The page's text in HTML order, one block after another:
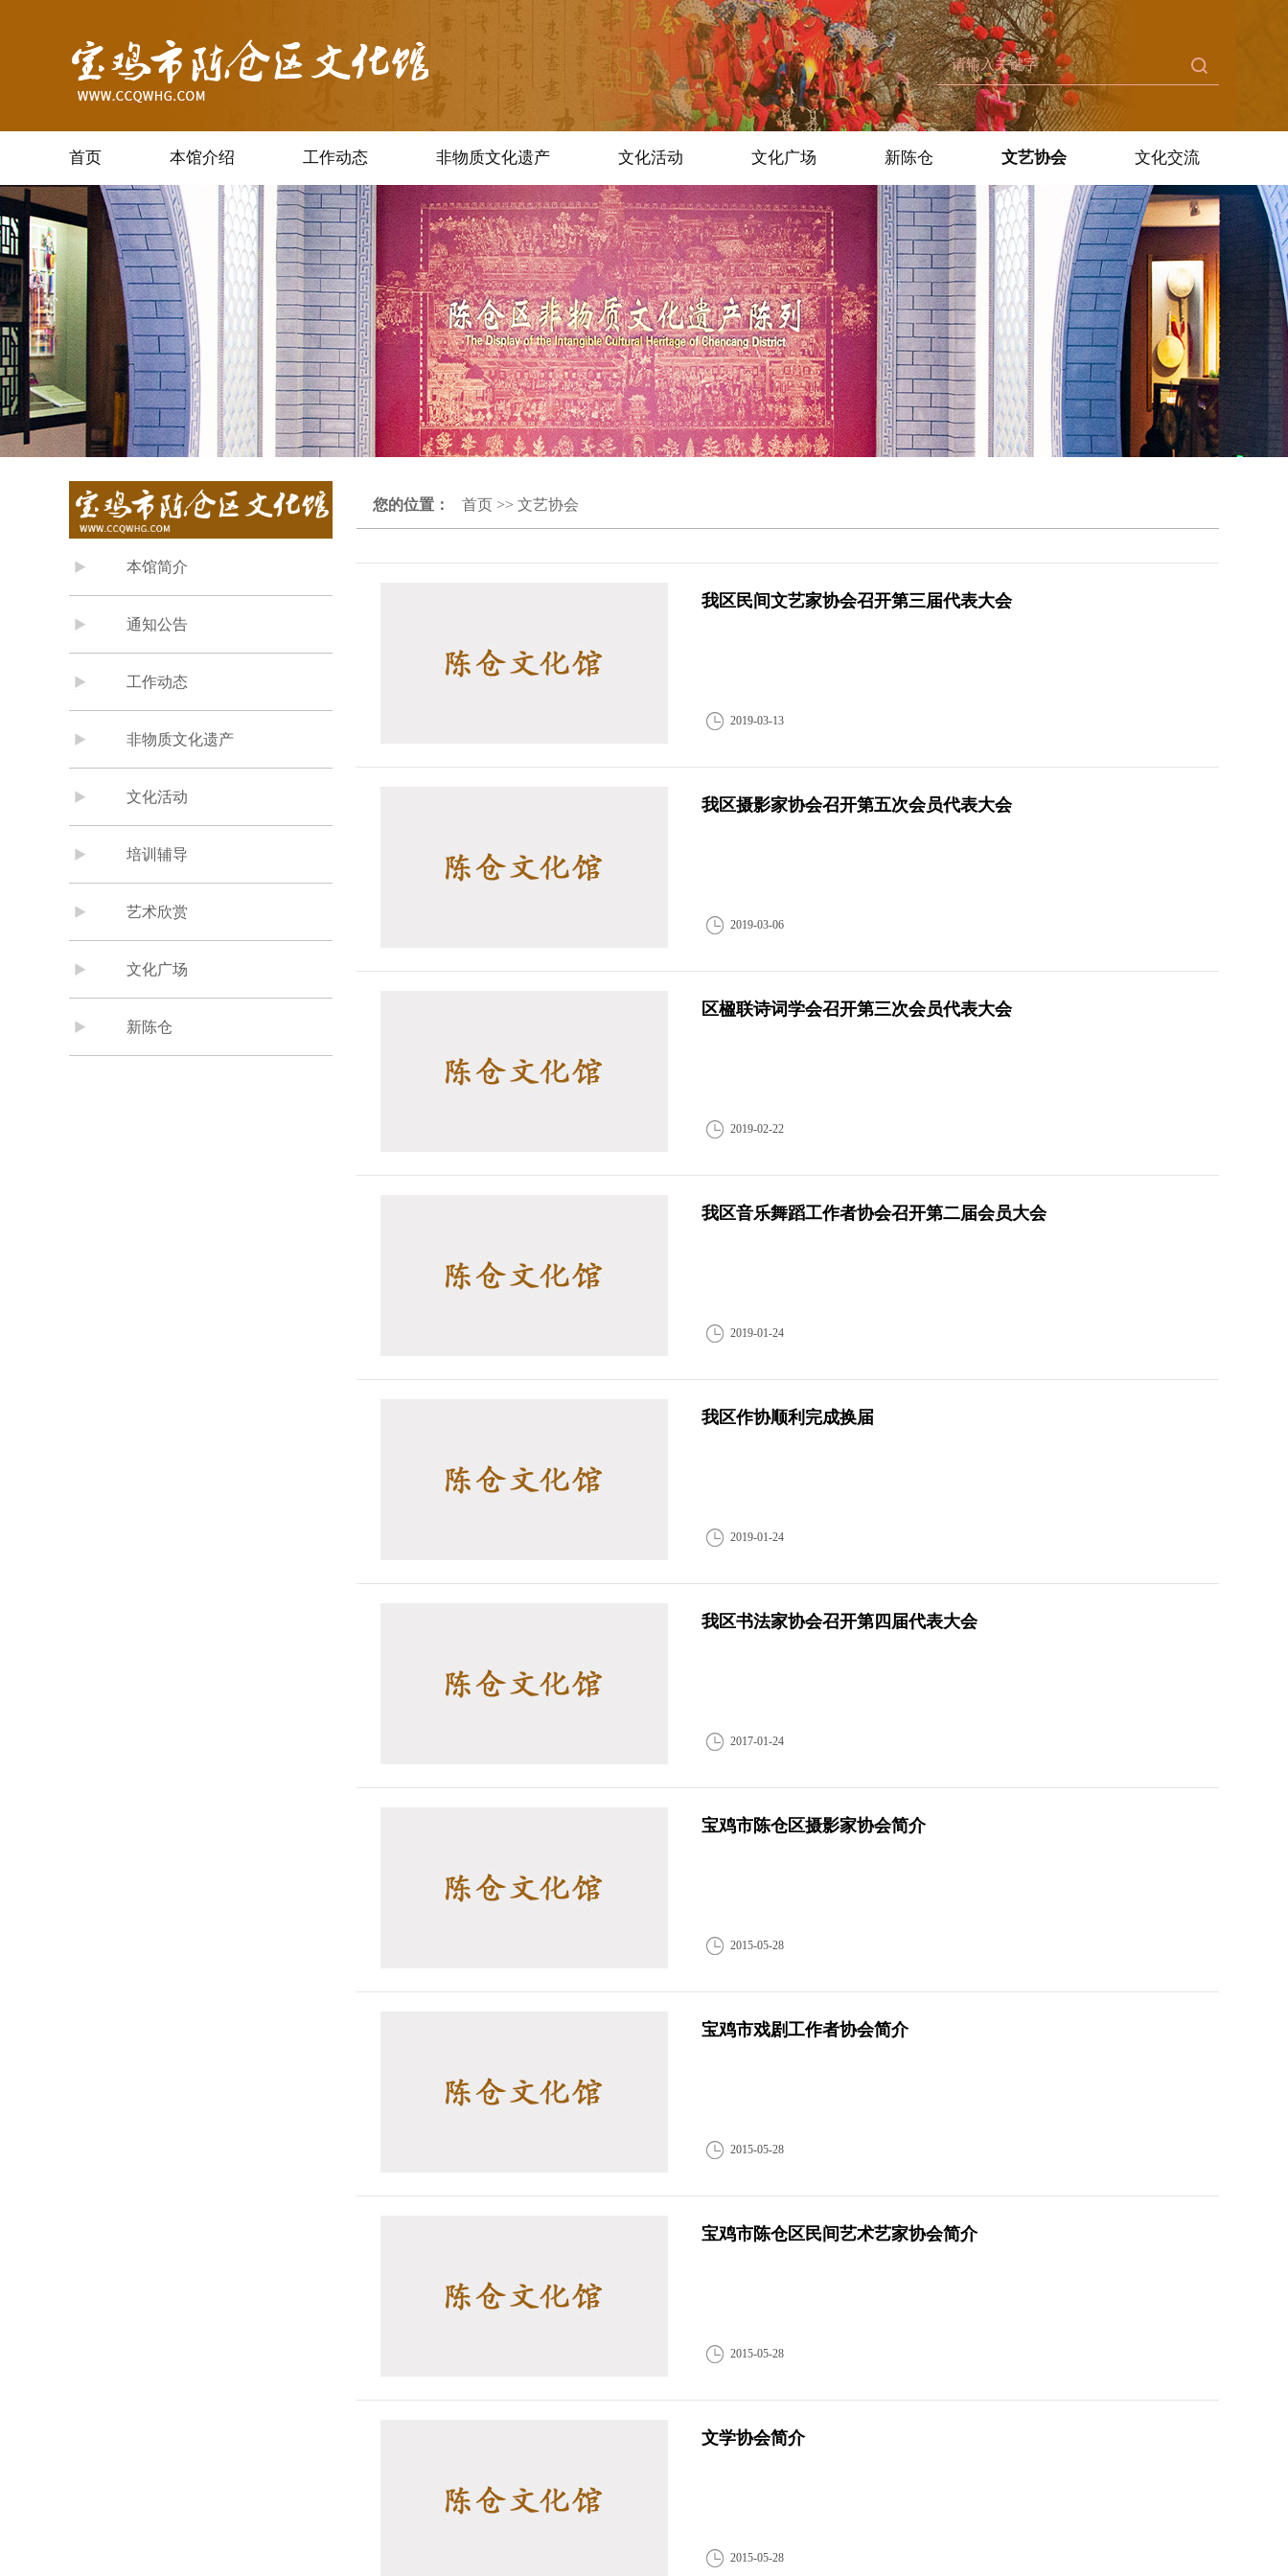
首页 本馆介绍 工作动态 非物质文化遗产 文化活动 文化广场 新陈仓 文艺协会 文化交流
培训辅导
本馆简介
通知公告
工作动态
非物质文化遗产
文化活动
培训辅导
艺术欣赏
文化广场
新陈仓
您的位置： 首页>> 文艺协会
我区民间文艺家协会召开第三届代表大会
2019-03-13
我区摄影家协会召开第五次会员代表大会
2019-03-06
区楹联诗词学会召开第三次会员代表大会
2019-02-22
我区音乐舞蹈工作者协会召开第二届会员大会
2019-01-24
我区作协顺利完成换届
2019-01-24
我区书法家协会召开第四届代表大会
2017-01-24
宝鸡市陈仓区摄影家协会简介
2015-05-28
宝鸡市戏剧工作者协会简介
2015-05-28
宝鸡市陈仓区民间艺术艺家协会简介
2015-05-28
文学协会简介
2015-05-28